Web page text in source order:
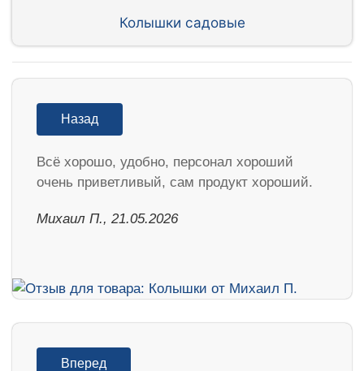
Колышки садовые
Назад
Всё хорошо, удобно, персонал хороший
очень приветливый, сам продукт хороший.
Михаил П., 21.05.2026
Вперед